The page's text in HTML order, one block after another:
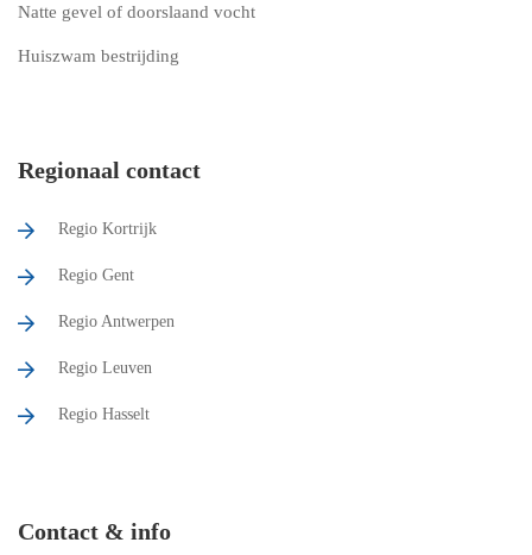
Natte gevel of doorslaand vocht
Huiszwam bestrijding
Regionaal contact
Regio Kortrijk
Regio Gent
Regio Antwerpen
Regio Leuven
Regio Hasselt
Contact & info